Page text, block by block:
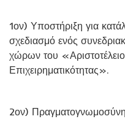
1ον) Υποστήριξη για
σχεδιασμό ενός
χώρων του
Επιχειρηματικότητας».
2ον) Πραγματογνωμοσύνη